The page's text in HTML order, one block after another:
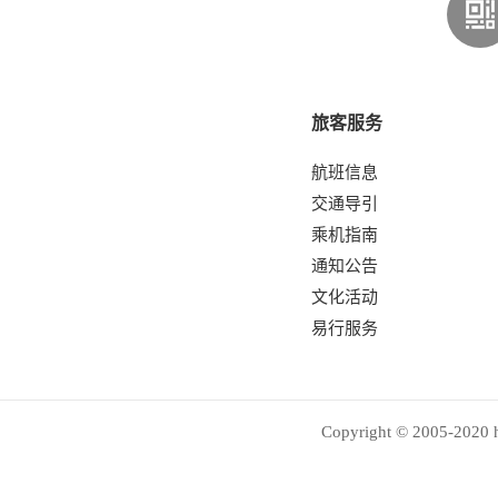
旅客服务
航班信息
交通导引
乘机指南
通知公告
文化活动
易行服务
Copyright © 2005-2020